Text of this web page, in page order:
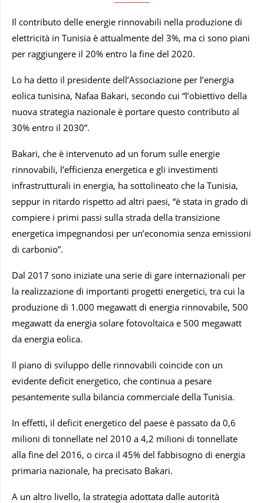
Il contributo delle energie rinnovabili nella produzione di
elettricità in Tunisia è attualmente del 3%, ma ci sono piani
per raggiungere il 20% entro la fine del 2020.
Lo ha detto il presidente dell’Associazione per l’energia
eolica tunisina, Nafaa Bakari, secondo cui “l’obiettivo della
nuova strategia nazionale è portare questo contributo al
30% entro il 2030”.
Bakari, che è intervenuto ad un forum sulle energie
rinnovabili, l’efficienza energetica e gli investimenti
infrastrutturali in energia, ha sottolineato che la Tunisia,
seppur in ritardo rispetto ad altri paesi, “è stata in grado di
compiere i primi passi sulla strada della transizione
energetica impegnandosi per un’economia senza emissioni
di carbonio”.
Dal 2017 sono iniziate una serie di gare internazionali per
la realizzazione di importanti progetti energetici, tra cui la
produzione di 1.000 megawatt di energia rinnovabile, 500
megawatt da energia solare fotovoltaica e 500 megawatt
da energia eolica.
Il piano di sviluppo delle rinnovabili coincide con un
evidente deficit energetico, che continua a pesare
pesantemente sulla bilancia commerciale della Tunisia.
In effetti, il deficit energetico del paese è passato da 0,6
milioni di tonnellate nel 2010 a 4,2 milioni di tonnellate
alla fine del 2016, o circa il 45% del fabbisogno di energia
primaria nazionale, ha precisato Bakari.
A un altro livello, la strategia adottata dalle autorità